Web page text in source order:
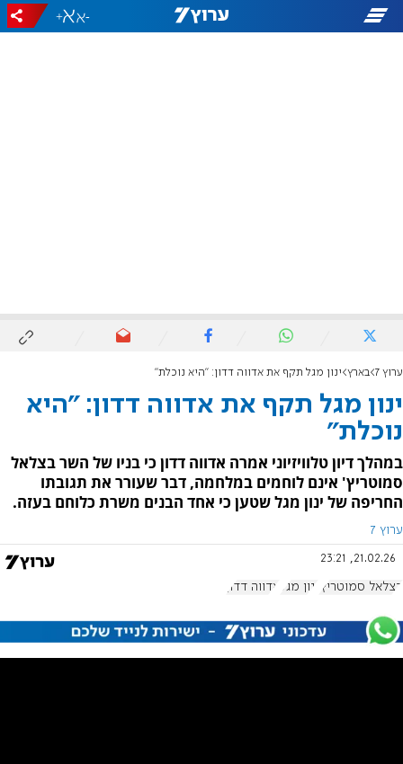
-
+
ערוץ 7 בארץ ינון מגל תקף את אדווה דדון: "היא נוכלת"
ינון מגל תקף את אדווה דדון: "היא
נוכלת"
במהלך דיון טלוויזיוני אמרה אדווה דדון כי בניו של השר בצלאל
סמוטריץ' אינם לוחמים במלחמה, דבר שעורר את תגובתו
החריפה של ינון מגל שטען כי אחד הבנים משרת כלוחם בעזה.
ערוץ 7
21.02.26, 23:21
בצלאל סמוטריץ' ינון מגל אדווה דדון